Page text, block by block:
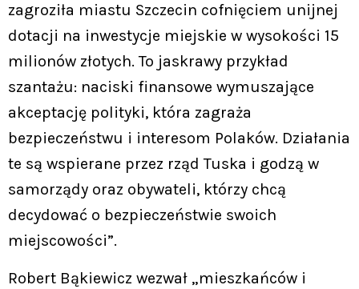
zagroziła miastu Szczecin cofnięciem unijnej
dotacji na inwestycje miejskie w wysokości 15
milionów złotych. To jaskrawy przykład
szantażu: naciski finansowe wymuszające
akceptację polityki, która zagraża
bezpieczeństwu i interesom Polaków. Działania
te są wspierane przez rząd Tuska i godzą w
samorządy oraz obywateli, którzy chcą
decydować o bezpieczeństwie swoich
miejscowości”.
Robert Bąkiewicz wezwał „mieszkańców i